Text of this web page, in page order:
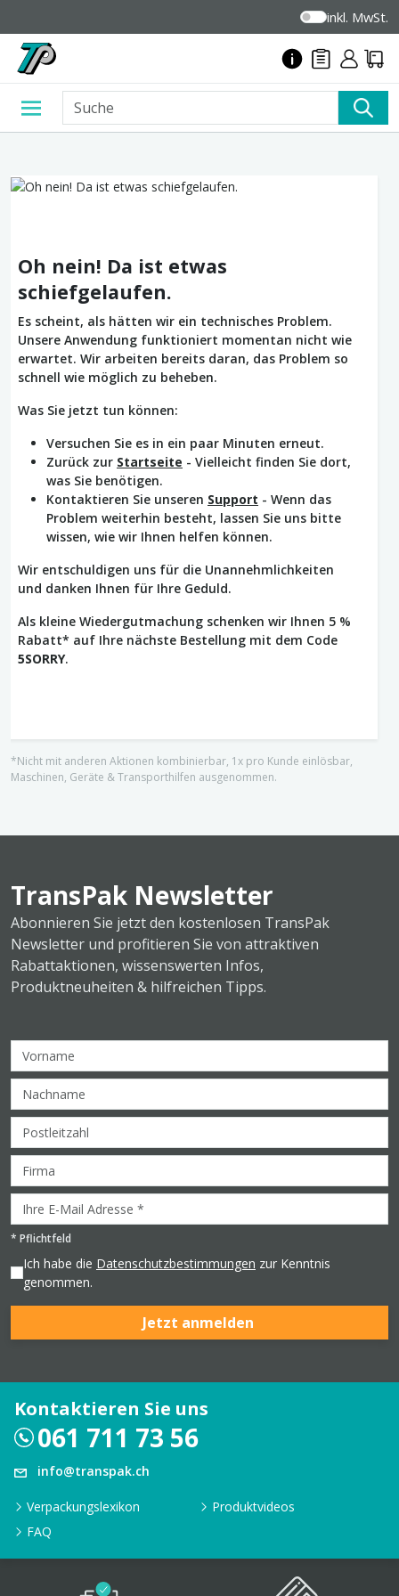
inkl. MwSt.
Oh nein! Da ist etwas
schiefgelaufen.
Es scheint, als hätten wir ein technisches Problem.
Unsere Anwendung funktioniert momentan nicht wie
erwartet. Wir arbeiten bereits daran, das Problem so
schnell wie möglich zu beheben.
Was Sie jetzt tun können:
Versuchen Sie es in ein paar Minuten erneut.
Zurück zur Startseite - Vielleicht finden Sie dort,
was Sie benötigen.
Kontaktieren Sie unseren Support - Wenn das
Problem weiterhin besteht, lassen Sie uns bitte
wissen, wie wir Ihnen helfen können.
Wir entschuldigen uns für die Unannehmlichkeiten
und danken Ihnen für Ihre Geduld.
Als kleine Wiedergutmachung schenken wir Ihnen 5 %
Rabatt* auf Ihre nächste Bestellung mit dem Code
5SORRY.
*Nicht mit anderen Aktionen kombinierbar, 1x pro Kunde einlösbar,
Maschinen, Geräte & Transporthilfen ausgenommen.
TransPak Newsletter
Abonnieren Sie jetzt den kostenlosen TransPak
Newsletter und profitieren Sie von attraktiven
Rabattaktionen, wissenswerten Infos,
Produktneuheiten & hilfreichen Tipps.
* Pflichtfeld
Ich habe die Datenschutzbestimmungen zur Kenntnis
genommen.
Jetzt anmelden
Kontaktieren Sie uns
061 711 73 56
info@transpak.ch
Verpackungslexikon
Produktvideos
FAQ